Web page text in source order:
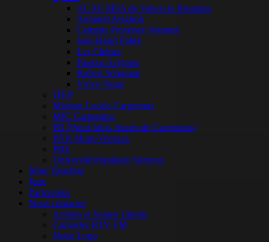
ACAF MSA de Vaison la Romaine
Aubanel Avignon
Campus Provence Ventoux
Jean Henri Fabre
Les Chênes
Pasteur Avignon
Robert Schuman
Victor Hugo
ITEP
Mission Locale Carpentras
MJC Carpentras
PIJ (Point Infos Jeunes de Carpentras)
PNR Mont-Ventoux
PRE
Université Populaire Ventoux
Infos Vaucluse
Jeux
Partenaires
Nous contacter
Artistes et Jeunes Talents
Contacter RTV FM
Notre Logo